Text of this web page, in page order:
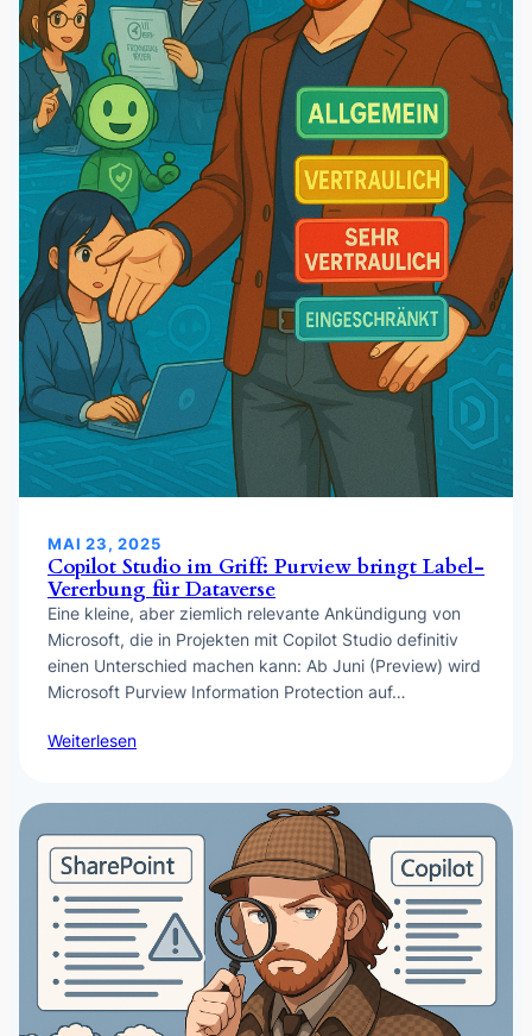
MAI 23, 2025
Copilot Studio im Griff: Purview bringt Label-
Vererbung für Dataverse
Eine kleine, aber ziemlich relevante Ankündigung von
Microsoft, die in Projekten mit Copilot Studio definitiv
einen Unterschied machen kann: Ab Juni (Preview) wird
Microsoft Purview Information Protection auf…
Weiterlesen